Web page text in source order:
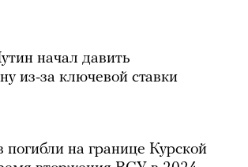
начал давить
из-за ключевой ставки
погибли на границе Курской